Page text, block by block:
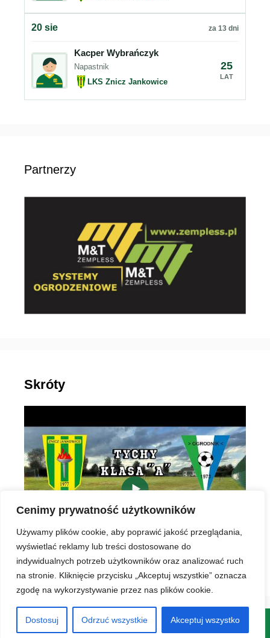
Cenimy prywatność użytkowników
Używamy plików cookie, aby poprawić jakość przeglądania,
wyświetlać reklamy lub treści dostosowane do
indywidualnych potrzeb użytkowników oraz analizować ruch
na stronie. Kliknięcie przycisku „Akceptuj wszystkie” oznacza
zgodę na wykorzystywanie przez nas plików cookie.
Dostosuj Odrzuć wszystkie Akceptuj wszystko
20 sie za 13 dni
Kacper Wybrańczyk
Napastnik
LKS Znicz Jankowice
25
LAT
Partnerzy
Skróty
▶
© 2026 LKS Znicz Jankowice • Zbudowany z GeneratePress